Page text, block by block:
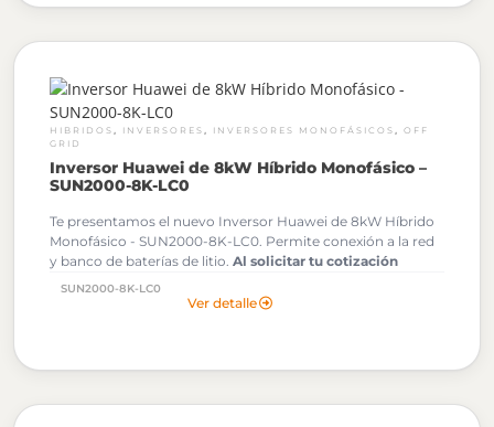
HIBRIDOS INVERSORES INVERSORES MONOFÁSICOS
OFF
GRID
Inversor Huawei de 8kW Híbrido Monofásico –
SUN2000-8K-LC0
Te presentamos el nuevo Inversor Huawei de 8kW Híbrido
Monofásico - SUN2000-8K-LC0. Permite conexión a la red
y banco de baterías de litio. Al solicitar tu cotización
podrás descargar gratuitamente los Archivos OND de
este Inversor Huawei.
SUN2000-8K-LC0
Ver detalle